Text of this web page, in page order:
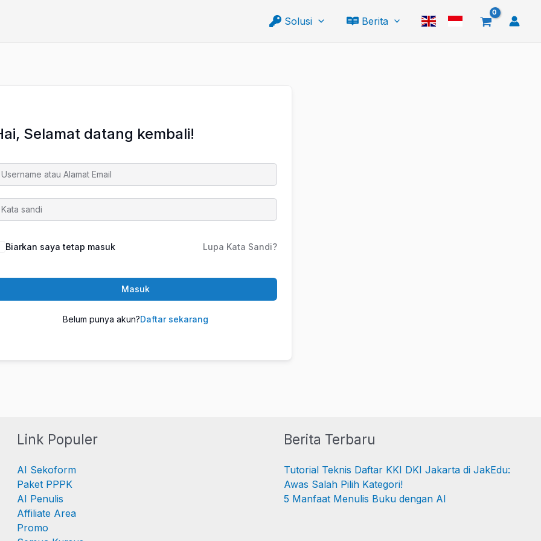
Solusi
Berita
Selamat datang kembali!
Biarkan saya tetap masuk Lupa Kata Sandi?
Masuk
Belum punya akun?Daftar sekarang
Link Populer
AI Sekoform
Paket PPPK
AI Penulis
Affiliate Area
Promo
Berita Terbaru
Tutorial Teknis Daftar KKI DKI Jakarta di JakEdu:
Awas Salah Pilih Kategori!
5 Manfaat Menulis Buku dengan AI